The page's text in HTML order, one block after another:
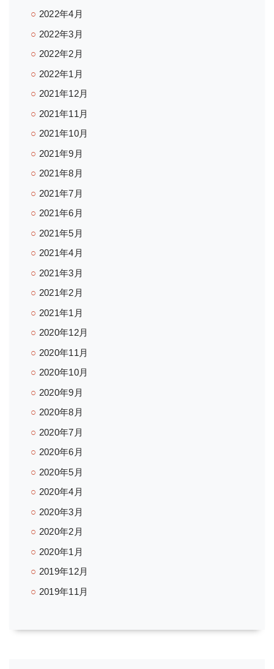
2022年4月
2022年3月
2022年2月
2022年1月
2021年12月
2021年11月
2021年10月
2021年9月
2021年8月
2021年7月
2021年6月
2021年5月
2021年4月
2021年3月
2021年2月
2021年1月
2020年12月
2020年11月
2020年10月
2020年9月
2020年8月
2020年7月
2020年6月
2020年5月
2020年4月
2020年3月
2020年2月
2020年1月
2019年12月
2019年11月